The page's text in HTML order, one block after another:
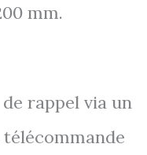
mm.
rappel via un